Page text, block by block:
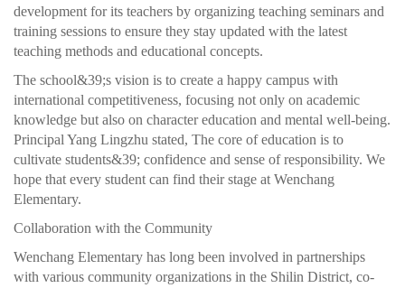
development for its teachers by organizing teaching seminars and
training sessions to ensure they stay updated with the latest
teaching methods and educational concepts.
The school&39;s vision is to create a happy campus with
international competitiveness, focusing not only on academic
knowledge but also on character education and mental well-being.
Principal Yang Lingzhu stated, The core of education is to
cultivate students&39; confidence and sense of responsibility. We
hope that every student can find their stage at Wenchang
Elementary.
Collaboration with the Community
Wenchang Elementary has long been involved in partnerships
with various community organizations in the Shilin District, co-